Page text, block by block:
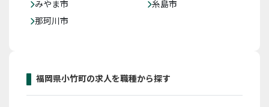
みやま市
糸島市
那珂川市
福岡県小竹町の求人を職種から探す